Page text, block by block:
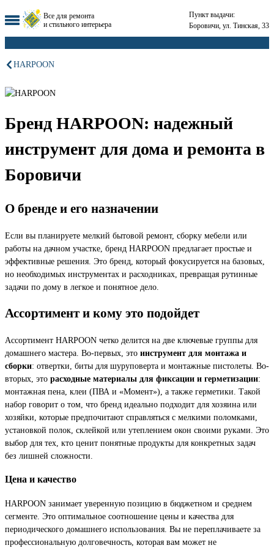
Все для ремонта
и стильного интерьера
Пункт выдачи:
Боровичи, ул. Тинская, 33
HARPOON
Бренд HARPOON: надежный
инструмент для дома и ремонта в
Боровичи
О бренде и его назначении
Если вы планируете мелкий бытовой ремонт, сборку мебели или
работы на дачном участке, бренд HARPOON предлагает простые и
эффективные решения. Это бренд, который фокусируется на базовых,
но необходимых инструментах и расходниках, превращая рутинные
задачи по дому в легкое и понятное дело.
Ассортимент и кому это подойдет
Ассортимент HARPOON четко делится на две ключевые группы для
домашнего мастера. Во-первых, это инструмент для монтажа и
сборки: отвертки, биты для шуруповерта и монтажные пистолеты. Во-
вторых, это расходные материалы для фиксации и герметизации:
монтажная пена, клеи (ПВА и «Момент»), а также герметики. Такой
набор говорит о том, что бренд идеально подходит для хозяина или
хозяйки, которые предпочитают справляться с мелкими поломками,
установкой полок, склейкой или утеплением окон своими руками. Это
выбор для тех, кто ценит понятные продукты для конкретных задач
без лишней сложности.
Цена и качество
HARPOON занимает уверенную позицию в бюджетном и среднем
сегменте. Это оптимальное соотношение цены и качества для
периодического домашнего использования. Вы не переплачиваете за
профессиональную долговечность, которая вам может не